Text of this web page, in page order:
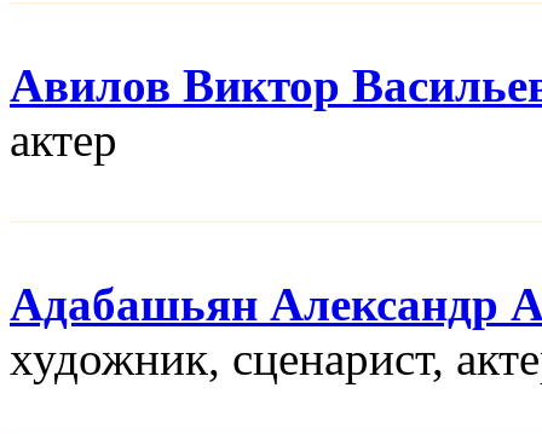
Авилов Виктор
актер
Адабашьян Александр
художник, сценарист,